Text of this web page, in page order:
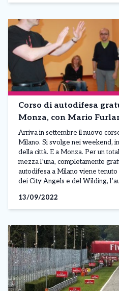
Corso di autodifesa
Monza, con Mario
Arriva in settembre il nuovo
Milano. Si svolge nei weekend,
della città. E a Monza. Per un
mezza l’una, completamente
autodifesa a Milano viene
dei City Angels e del Wilding,
13/09/2022